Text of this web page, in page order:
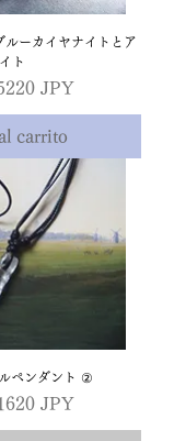
ルーカイヤナイトとア
ト
de oferta
JPY
carrito
ペンダント ②
de oferta
JPY